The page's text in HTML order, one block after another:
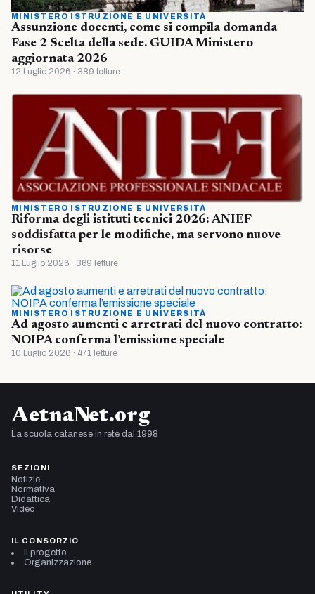
MINISTERO ISTRUZIONE E UNIVERSITÀ
Assunzione docenti, come si compila domanda
Fase 2 Scelta della sede. GUIDA Ministero
aggiornata 2026
12 Luglio 2026 · 389 letture
MINISTERO ISTRUZIONE E UNIVERSITÀ
Riforma degli istituti tecnici 2026: ANIEF
soddisfatta per le modifiche, ma servono nuove
risorse
11 Luglio 2026 · 369 letture
MINISTERO ISTRUZIONE E UNIVERSITÀ
Ad agosto aumenti e arretrati del nuovo contratto:
NOIPA conferma l’emissione speciale
10 Luglio 2026 · 471 letture
AetnaNet.org
La scuola catanese in rete dal 1998
SEZIONI
Notizie
Normativa
Didattica
Video
IL CONSORZIO
Il progetto
Organizzazione